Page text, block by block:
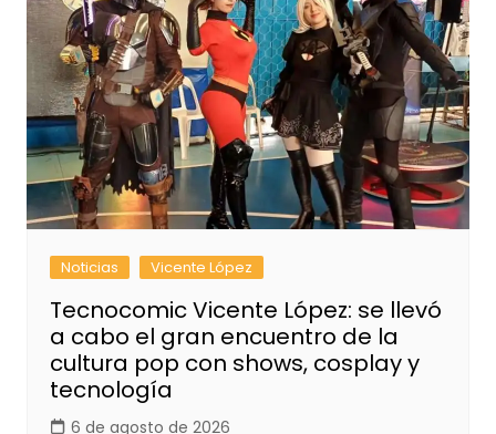
Noticias Vicente López
Tecnocomic Vicente López: se llevó
a cabo el gran encuentro de la
cultura pop con shows, cosplay y
tecnología
6 de agosto de 2026